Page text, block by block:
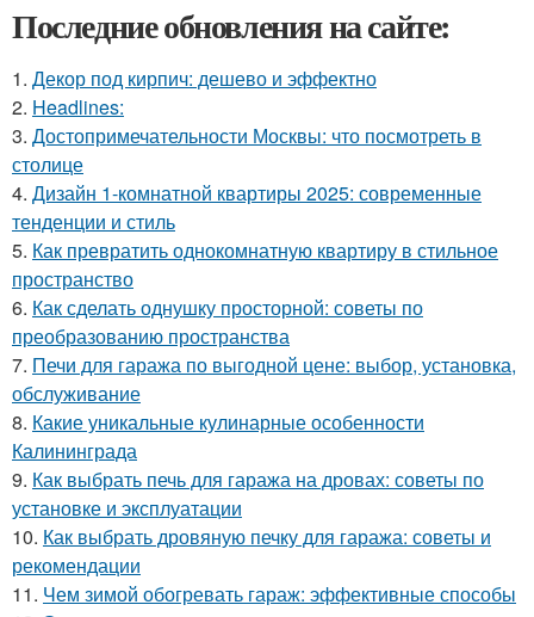
Последние обновления на сайте:
1. Декор под кирпич: дешево и эффектно
2. Headlines:
3. Достопримечательности Москвы: что посмотреть в
столице
4. Дизайн 1-комнатной квартиры 2025: современные
тенденции и стиль
5. Как превратить однокомнатную квартиру в стильное
пространство
6. Как сделать однушку просторной: советы по
преобразованию пространства
7. Печи для гаража по выгодной цене: выбор, установка,
обслуживание
8. Какие уникальные кулинарные особенности
Калининграда
9. Как выбрать печь для гаража на дровах: советы по
установке и эксплуатации
10. Как выбрать дровяную печку для гаража: советы и
рекомендации
11. Чем зимой обогревать гараж: эффективные способы